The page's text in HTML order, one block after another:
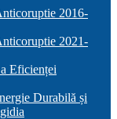
2016-
2021-
Eficienței
Durabilă și